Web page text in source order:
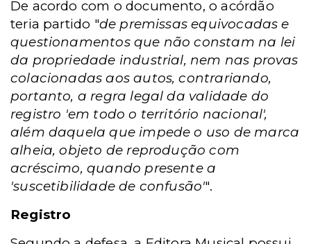
De acordo com o documento, o acórdão
teria partido "de premissas equivocadas e
questionamentos que não constam na lei
da propriedade industrial, nem nas provas
colacionadas aos autos, contrariando,
portanto, a regra legal da validade do
registro 'em todo o território nacional',
além daquela que impede o uso de marca
alheia, objeto de reprodução com
acréscimo, quando presente a
'suscetibilidade de confusão'".
Registro